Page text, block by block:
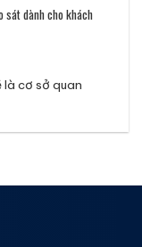
sát dành cho khách
cơ sở quan